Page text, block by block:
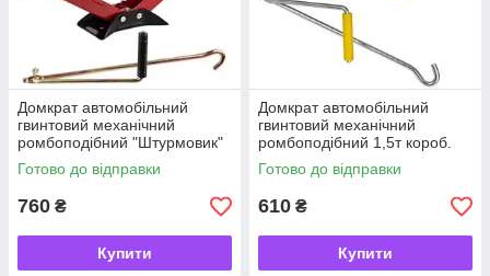
Домкрат автомобільний
гвинтовий механічний
ромбоподібний "Штурмовик"
2 т короб., 390 мм. 3,2кг
Готово до відправки
760 ₴
Купити
Домкрат автомобільний
гвинтовий механічний
ромбоподібний 1,5т короб.
висота під'єму 390 мм. 2,7кг
Готово до відправки
610 ₴
Купити